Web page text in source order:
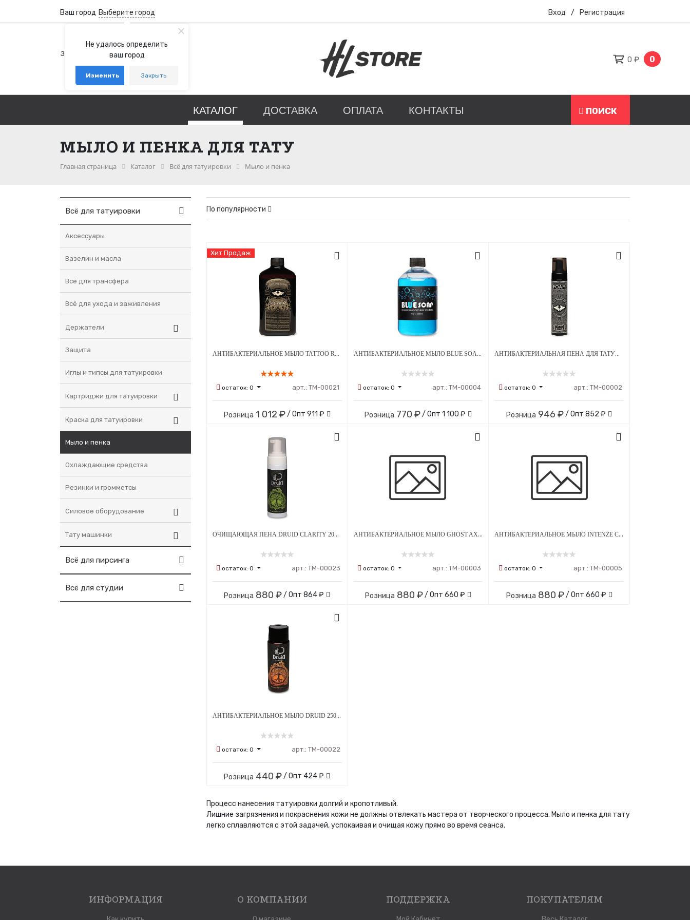
Не удалось определить
ваш город
Изменить Закрыть
Ваш город Выберите город Вход / Регистрация
+7 (800) 100-76-77
Звонок бесплатный по России
+7 (931) 978-88-88
telegram whatsapp
0 ₽ 0
КАТАЛОГ ДОСТАВКА ОПЛАТА КОНТАКТЫ ПОИСК
МЫЛО И ПЕНКА ДЛЯ ТАТУ
Главная страница Каталог Всё для татуировки Мыло и пенка
Всё для татуировки
Аксессуары
Вазелин и масла
Всё для трансфера
Всё для ухода и заживления
Держатели
Защита
Иглы и типсы для татуировки
Картриджи для татуировки
Краска для татуировки
Мыло и пенка
Охлаждающие средства
Резинки и громметсы
Силовое оборудование
Тату машинки
Всё для пирсинга
Всё для студии
По популярности
Хит Продаж
АНТИБАКТЕРИАЛЬНОЕ МЫЛО TATTOO REVIVE SOAP 500 МЛ
остаток:0 арт.: ТМ-00021
Розница 1 012 ₽/ Опт 911 ₽
АНТИБАКТЕРИАЛЬНОЕ МЫЛО BLUE SOAP ГОЛУБОЕ 500 МЛ
остаток: 0 арт.: ТМ-00004
Розница 770 ₽/ Опт 1 100 ₽
АНТИБАКТЕРИАЛЬНАЯ ПЕНА ДЛЯ ТАТУИРОВОК TATTOO REVIVE FOAM 250 МЛ
остаток: 0 арт.: ТМ-00002
Розница 946 ₽/ Опт852 ₽
ОЧИЩАЮЩАЯ ПЕНА DRUID CLARITY 200 МЛ
остаток:0 арт.: ТМ-00023
Розница 880 ₽/ Опт864 ₽
АНТИБАКТЕРИАЛЬНОЕ МЫЛО GHOST AXE ЗЕЛЕНОЕ 500 МЛ
остаток: 0 арт.: ТМ-00003
Розница 880 ₽/ Опт 660 ₽
АНТИБАКТЕРИАЛЬНОЕ МЫЛО INTENZE CLEANZE ЗЕЛЕНОЕ 355 МЛ
остаток: 0 арт.: ТМ-00005
Розница 880 ₽/ Опт 660 ₽
АНТИБАКТЕРИАЛЬНОЕ МЫЛО DRUID 250 МЛ
остаток:0 арт.: ТМ-00022
Розница 440 ₽/ Опт 424 ₽
Процесс нанесения татуировки долгий и кропотливый.
Лишние загрязнения и покраснения кожи не должны отвлекать мастера от творческого процесса. Мыло и пенка для тату
легко сплавляются с этой задачей, успокаивая и очищая кожу прямо во время сеанса.
ИНФОРМАЦИЯ О КОМПАНИИ ПОДДЕРЖКА ПОКУПАТЕЛЯМ